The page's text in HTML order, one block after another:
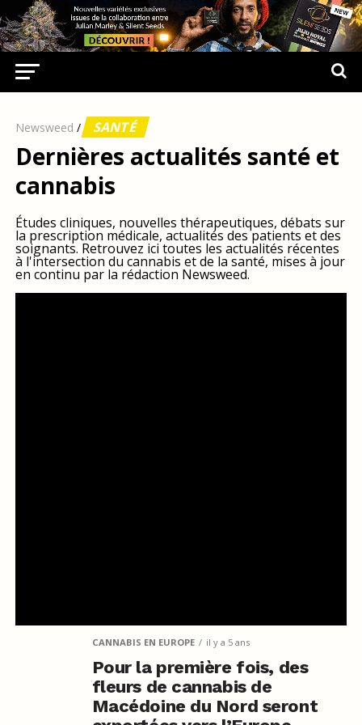
Newsweed / SANTÉ
Dernières actualités santé et
cannabis
Études cliniques, nouvelles thérapeutiques, débats sur
la prescription médicale, actualités des patients et des
soignants. Retrouvez ici toutes les actualités récentes
à l'intersection du cannabis et de la santé, mises à jour
en continu par la rédaction Newsweed.
CANNABIS EN EUROPE il y a 5 ans
Pour la première fois, des
fleurs de cannabis de
Macédoine du Nord seront